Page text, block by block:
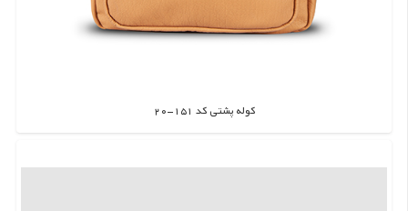
کوله پشتی کد 151-20
اطلاعات بیشتر